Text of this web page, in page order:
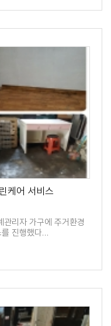
케어 서비스
리자 가구에 주거환경
를 진행했다…